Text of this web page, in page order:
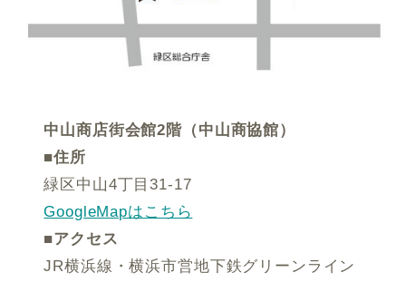
中山商店街会館2階（中山商協館）
■住所
緑区中山4丁目31-17
GoogleMapはこちら
■アクセス
JR横浜線・横浜市営地下鉄グリーンライン